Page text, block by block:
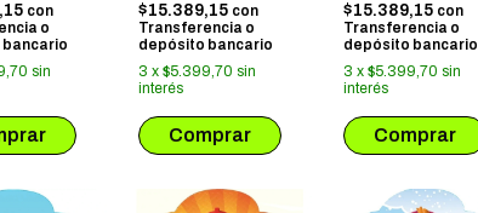
con
o
sin
$15.389,15 con
Transferencia o
depósito bancario
3 x $5.399,70 sin
interés
$15.389,15 con
Transferencia o
depósito bancario
3 x $5.399,70 sin
interés